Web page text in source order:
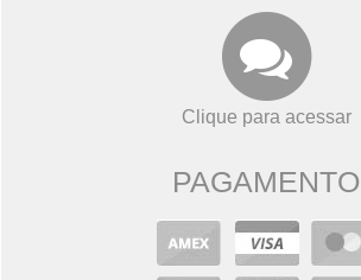
Clique para acessar
PAGAMENTO